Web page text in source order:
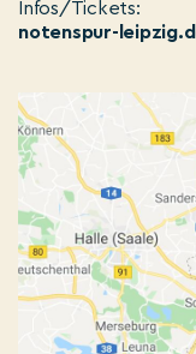
Infos/Tickets:
notenspur-